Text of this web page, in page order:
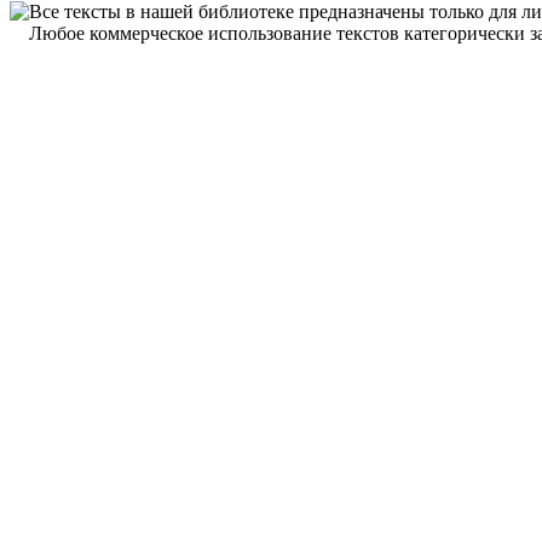
Все тексты в нашей библиотеке предназначены только для
Любое коммерческое использование текстов категорически